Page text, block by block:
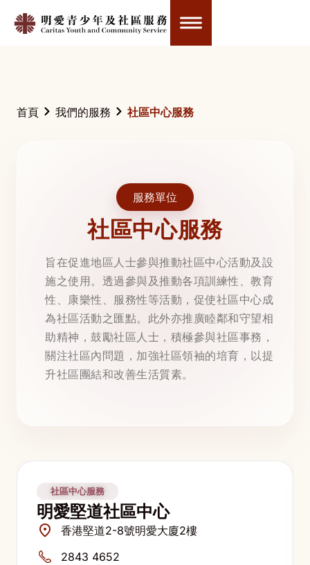
首頁 我們的服務 社區中心服務
服務單位
社區中心服務
旨在促進地區人士參與推動社區中心活動及設
施之使用。透過參與及推動各項訓練性、教育
性、康樂性、服務性等活動，促使社區中心成
為社區活動之匯點。此外亦推廣睦鄰和守望相
助精神，鼓勵社區人士，積極參與社區事務，
關注社區內問題，加強社區領袖的培育，以提
升社區團結和改善生活質素。
社區中心服務
明愛堅道社區中心
香港堅道2-8號明愛大廈2樓
2843 4652